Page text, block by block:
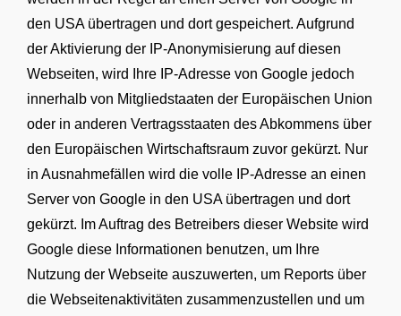
den USA übertragen und dort gespeichert. Aufgrund
der Aktivierung der IP-Anonymisierung auf diesen
Webseiten, wird Ihre IP-Adresse von Google jedoch
innerhalb von Mitgliedstaaten der Europäischen Union
oder in anderen Vertragsstaaten des Abkommens über
den Europäischen Wirtschaftsraum zuvor gekürzt. Nur
in Ausnahmefällen wird die volle IP-Adresse an einen
Server von Google in den USA übertragen und dort
gekürzt. Im Auftrag des Betreibers dieser Website wird
Google diese Informationen benutzen, um Ihre
Nutzung der Webseite auszuwerten, um Reports über
die Webseitenaktivitäten zusammenzustellen und um